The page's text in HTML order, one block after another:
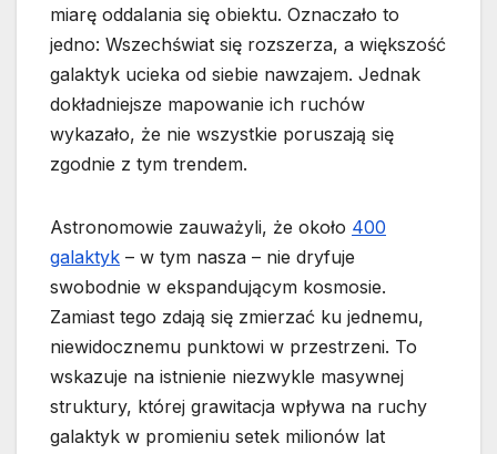
miarę oddalania się obiektu. Oznaczało to
jedno: Wszechświat się rozszerza, a większość
galaktyk ucieka od siebie nawzajem. Jednak
dokładniejsze mapowanie ich ruchów
wykazało, że nie wszystkie poruszają się
zgodnie z tym trendem.
Astronomowie zauważyli, że około 400
galaktyk – w tym nasza – nie dryfuje
swobodnie w ekspandującym kosmosie.
Zamiast tego zdają się zmierzać ku jednemu,
niewidocznemu punktowi w przestrzeni. To
wskazuje na istnienie niezwykle masywnej
struktury, której grawitacja wpływa na ruchy
galaktyk w promieniu setek milionów lat